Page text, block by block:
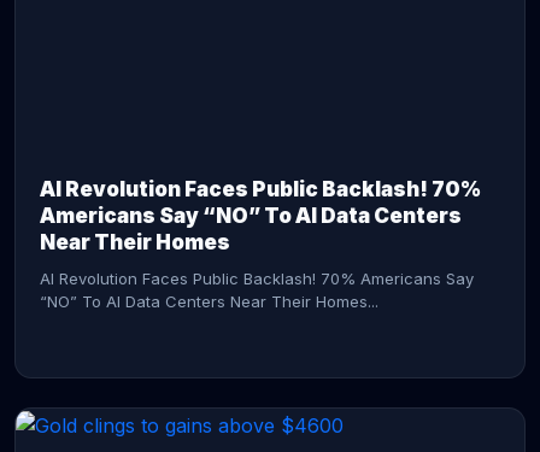
AI Revolution Faces Public Backlash! 70%
Americans Say “NO” To AI Data Centers
Near Their Homes
AI Revolution Faces Public Backlash! 70% Americans Say
“NO” To AI Data Centers Near Their Homes...